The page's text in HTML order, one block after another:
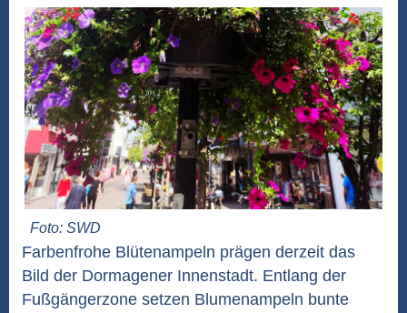
Foto: SWD
Farbenfrohe Blütenampeln prägen derzeit das
Bild der Dormagener Innenstadt. Entlang der
Fußgängerzone setzen Blumenampeln bunte